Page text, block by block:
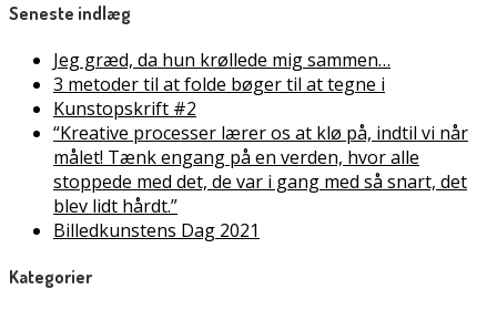
Seneste indlæg
Jeg græd, da hun krøllede mig sammen…
3 metoder til at folde bøger til at tegne i
Kunstopskrift #2
“Kreative processer lærer os at klø på, indtil vi når
målet! Tænk engang på en verden, hvor alle
stoppede med det, de var i gang med så snart, det
blev lidt hårdt.”
Billedkunstens Dag 2021
Kategorier